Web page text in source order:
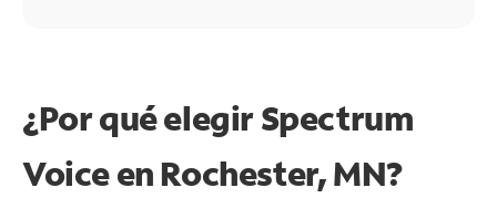
¿Por qué elegir Spectrum
Voice en Rochester, MN?